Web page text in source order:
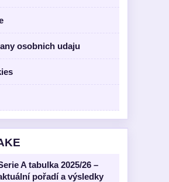
osobnich udaju
A tabulka 2025/26 –
pořadí a výsledky